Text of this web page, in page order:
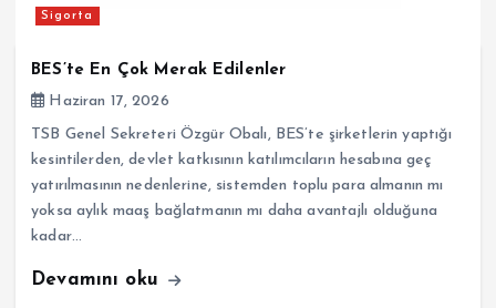
Sigorta
BES’te En Çok Merak Edilenler
Haziran 17, 2026
TSB Genel Sekreteri Özgür Obalı, BES’te şirketlerin yaptığı
kesintilerden, devlet katkısının katılımcıların hesabına geç
yatırılmasının nedenlerine, sistemden toplu para almanın mı
yoksa aylık maaş bağlatmanın mı daha avantajlı olduğuna
kadar…
Devamını oku